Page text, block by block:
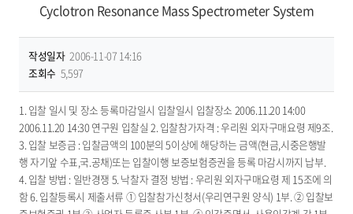
Cyclotron Resonance Mass Spectrometer System
작성일자 2006-11-07 14:16
조회수 5,597
1. 입찰 일시 및 장소 등록마감일시 입찰일시 입찰장소 2006.11.20 14:00
2006.11.20 14:30 연구원 입찰실 2. 입찰참가자격 : 우리원 외자구매요령 제9조.
3. 입찰 보증금 : 입찰금액의 100분의 5이상에 해당하는 금액(현금,시중은행발
행 자기앞 수표,국.공채)또는 입찰이행 보증보험증권을 등록 마감시까지 납부.
4. 입찰 방법 : 일반경쟁 5. 낙찰자 결정 방법 : 우리원 외자구매요령 제 15조에 의
함 6. 입찰등록시 제출서류 ① 입찰참가신청서(우리연구원 양식) 1부. ② 입찰보